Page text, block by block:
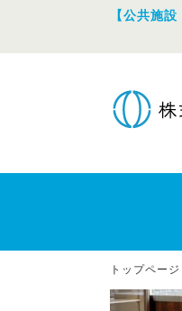
【公共施
トップページ